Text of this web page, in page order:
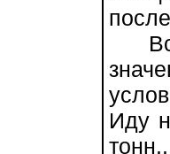
Все
Иду